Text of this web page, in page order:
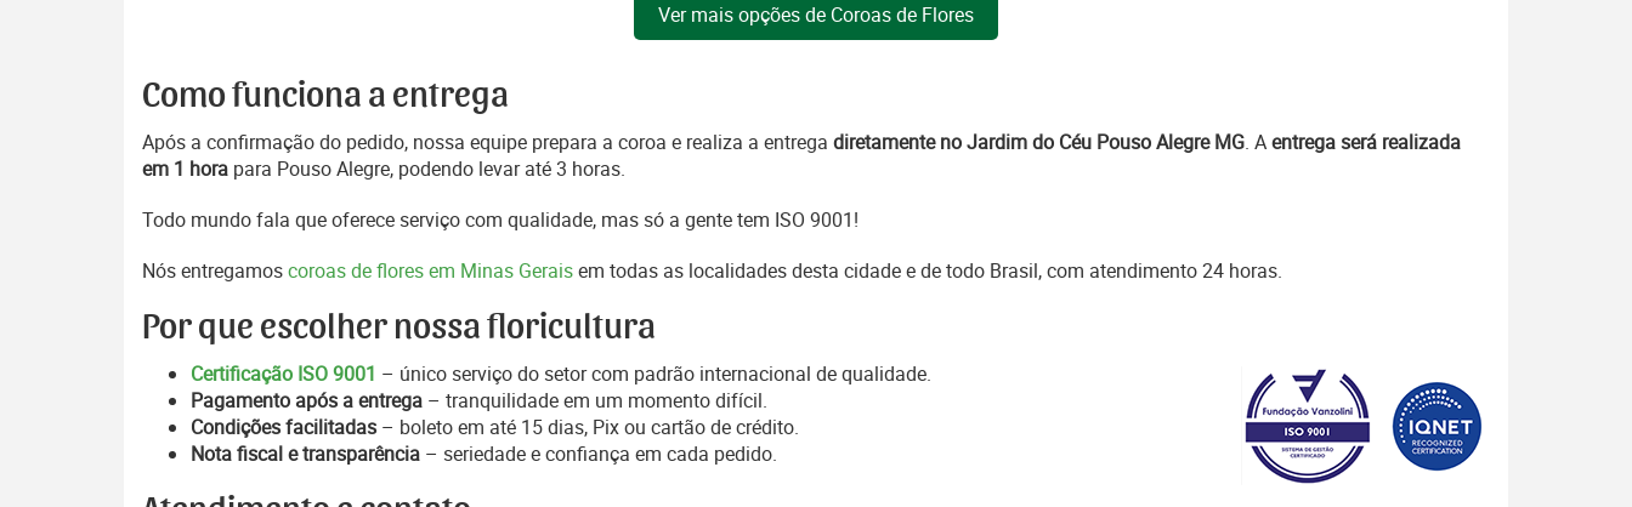
Ver mais opções de Coroas de Flores
Como funciona a entrega
Após a confirmação do pedido, nossa equipe prepara a coroa e realiza a entrega diretamente no Jardim do Céu Pouso Alegre MG. Aentrega será realizada
em 1 hora para Pouso Alegre, podendo levar até 3 horas.
Todo mundo fala que oferece serviço com qualidade, mas só a gente tem ISO 9001!
Nós entregamoscoroas de flores em Minas Geraisem todas as localidades desta cidade e de todo Brasil, com atendimento 24 horas.
Por que escolher nossa floricultura
Certificação ISO 9001 – único serviço do setor com padrão internacional de qualidade.
Pagamento após a entrega – tranquilidade em um momento difícil.
Condições facilitadas – boleto em até 15 dias, Pix ou cartão de crédito.
Nota fiscal e transparência – seriedade e confiança em cada pedido.